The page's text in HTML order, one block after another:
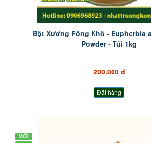
Bột Xương Rồng Khô - Euphorbia
Powder - Túi 1kg
200.000 đ
Đặt hàng
MỚI